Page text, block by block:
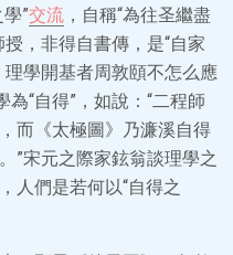
”交流 ，自稱“為往圣繼盡
，非得自書傳，是“自家
學開基者周敦頤不怎么應
“自得”，如說：“二程師
而《太極圖》乃濂溪自得
”宋元之際家鉉翁談理學之
人們是若何以“自得之